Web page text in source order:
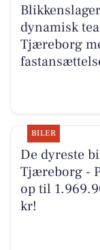
dynamisk
Tjæreborg
BILER
De dyreste
Tjæreborg -
op til
kr!